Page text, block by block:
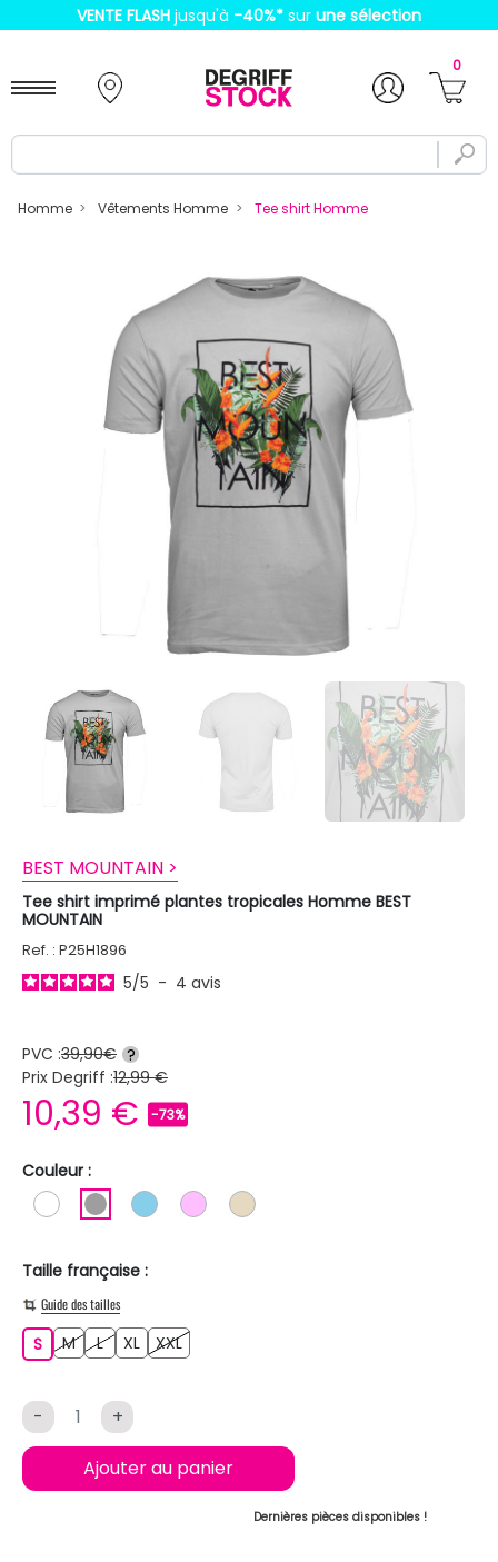
VENTE FLASH jusqu'à -40%* sur une sélection
0
Homme Vêtements Homme Tee shirt Homme
BEST MOUNTAIN >
Tee shirt imprimé plantes tropicales Homme BEST
MOUNTAIN
Ref. : P25H1896
5/5 - 4 avis
PVC :39,90€ ?
Prix Degriff :12,99 €
10,39 € -73%
Couleur :
BLANC GRIS BLEU CIELROSE CLAIR
BEIGE
Taille française :
Guide des tailles
SS MM LL XL XXLXXL
- +
Ajouter au panier
Dernières pièces disponibles !